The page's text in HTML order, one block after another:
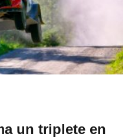
un triplete en